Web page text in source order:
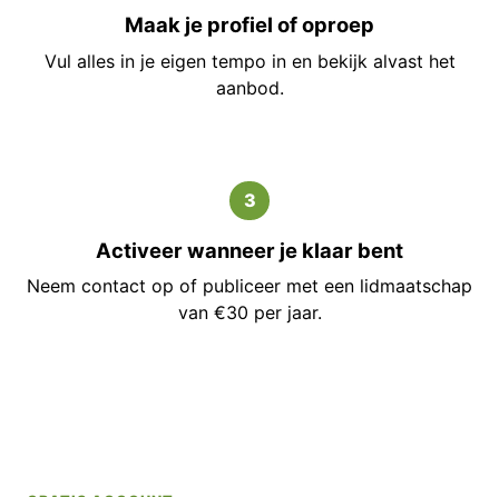
Maak je profiel of oproep
Vul alles in je eigen tempo in en bekijk alvast het
aanbod.
3
Activeer wanneer je klaar bent
Neem contact op of publiceer met een lidmaatschap
van €30 per jaar.